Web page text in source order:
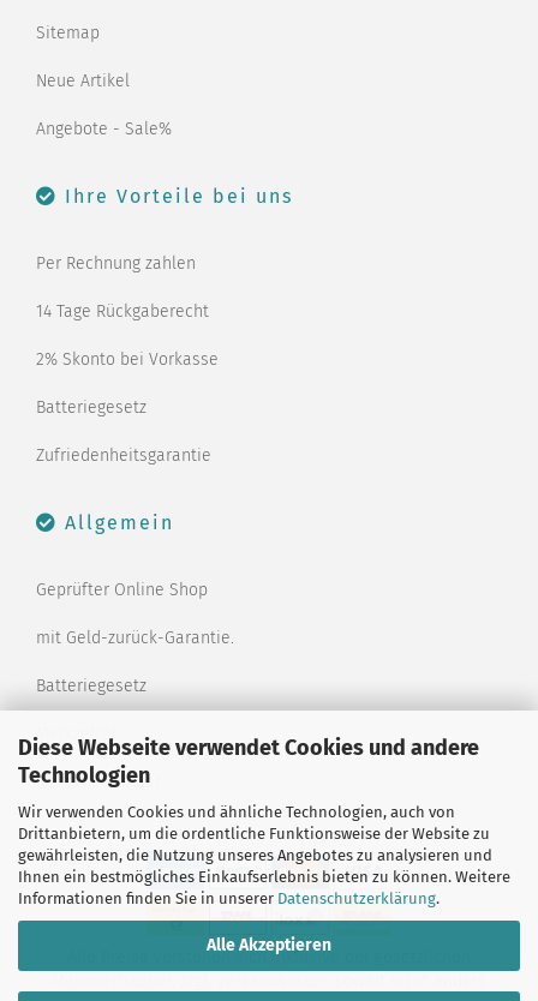
Diese Webseite verwendet Cookies und andere
Technologien
Wir verwenden Cookies und ähnliche Technologien, auch von
Drittanbietern, um die ordentliche Funktionsweise der Website zu
gewährleisten, die Nutzung unseres Angebotes zu analysieren und
Ihnen ein bestmögliches Einkaufserlebnis bieten zu können. Weitere
Informationen finden Sie in unserer Datenschutzerklärung.
Alle Akzeptieren
Sitemap
Neue Artikel
Angebote - Sale%
Ihre Vorteile bei uns
Per Rechnung zahlen
14 Tage Rückgaberecht
2% Skonto bei Vorkasse
Batteriegesetz
Zufriedenheitsgarantie
Allgemein
Geprüfter Online Shop
mit Geld-zurück-Garantie.
Batteriegesetz
Merkzettel
Kontaktformular
Alle Preise verstehen sich inklusive der gesetzlichen